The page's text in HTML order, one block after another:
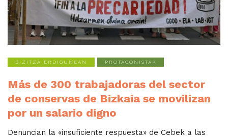
BIZITZA ERDIGUNEAN PROTAGONISTAK
Más de 300 trabajadoras del sector
de conservas de Bizkaia se movilizan
por un salario digno
Denuncian la «insuficiente respuesta» de Cebek a las